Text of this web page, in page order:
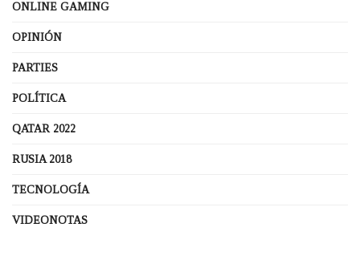
ONLINE GAMING
OPINIÓN
PARTIES
POLÍTICA
QATAR 2022
RUSIA 2018
TECNOLOGÍA
VIDEONOTAS